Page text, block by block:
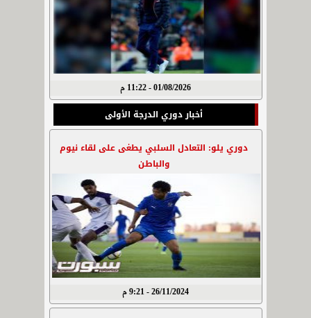
01/08/2026 - 11:22 م
أخبار دوري الدرجة الأولى
دوري يلو: التعادل السلبي يطغى على لقاء نيوم
والباطن
26/11/2024 - 9:21 م